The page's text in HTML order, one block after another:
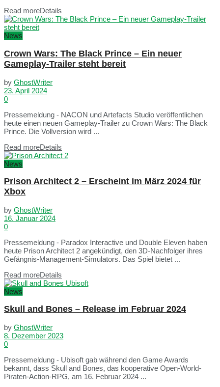
Read moreDetails
News
Crown Wars: The Black Prince – Ein neuer
Gameplay-Trailer steht bereit
by GhostWriter
23. April 2024
0
Pressemeldung - NACON und Artefacts Studio veröffentlichen
heute einen neuen Gameplay-Trailer zu Crown Wars: The Black
Prince. Die Vollversion wird ...
Read moreDetails
News
Prison Architect 2 – Erscheint im März 2024 für
Xbox
by GhostWriter
16. Januar 2024
0
Pressemeldung - Paradox Interactive und Double Eleven haben
heute Prison Architect 2 angekündigt, den 3D-Nachfolger ihres
Gefängnis-Management-Simulators. Das Spiel bietet ...
Read moreDetails
News
Skull and Bones – Release im Februar 2024
by GhostWriter
8. Dezember 2023
0
Pressemeldung - Ubisoft gab während den Game Awards
bekannt, dass Skull and Bones, das kooperative Open-World-
Piraten-Action-RPG, am 16. Februar 2024 ...